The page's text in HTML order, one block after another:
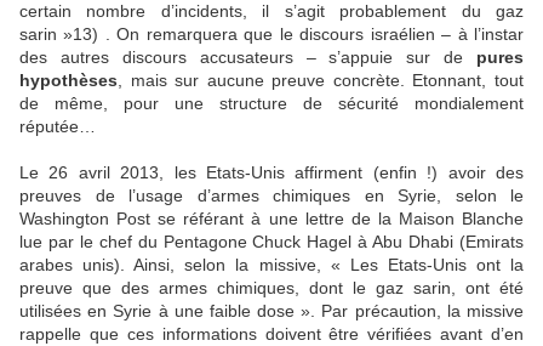
certain nombre d’incidents, il s’agit probablement du gaz
sarin »13) . On remarquera que le discours israélien – à l’instar
des autres discours accusateurs – s’appuie sur de pures
hypothèses, mais sur aucune preuve concrète. Etonnant, tout
de même, pour une structure de sécurité mondialement
réputée…
Le 26 avril 2013, les Etats-Unis affirment (enfin !) avoir des
preuves de l’usage d’armes chimiques en Syrie, selon le
Washington Post se référant à une lettre de la Maison Blanche
lue par le chef du Pentagone Chuck Hagel à Abu Dhabi (Emirats
arabes unis). Ainsi, selon la missive, « Les Etats-Unis ont la
preuve que des armes chimiques, dont le gaz sarin, ont été
utilisées en Syrie à une faible dose ». Par précaution, la missive
rappelle que ces informations doivent être vérifiées avant d’en